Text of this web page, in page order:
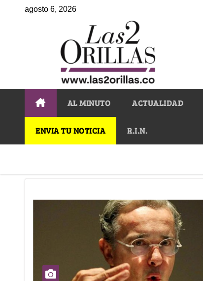
agosto 6, 2026
AL MINUTO ACTUALIDAD
ENVIA TU NOTICIA R.I.N.